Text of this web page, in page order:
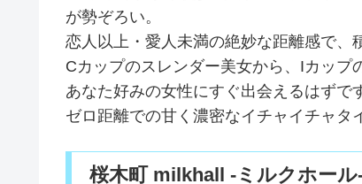
が勢ぞろい。
恋人以上・愛人未満の絶妙な距離感で、
Cカップのスレンダー美女から、Iカップ
あなた好みの女性にすぐ出会えるはずで
ゼロ距離での甘く濃密なイチャイチャタ
桜木町 milkhall -ミルクホール